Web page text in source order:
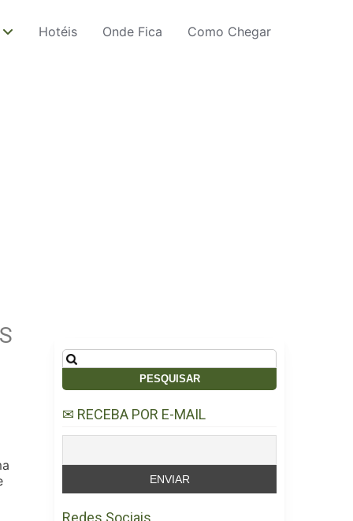
Hotéis Onde Fica Como Chegar
Pesquisar
por:
✉ RECEBA POR E-MAIL
Redes Sociais